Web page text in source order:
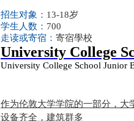
招生对象： 13-18岁
学生人数： 700
走读或寄宿： 寄宿學校
University College
University College School Junior
作为伦敦大学学院的一部分，大
设备齐全，建筑群多